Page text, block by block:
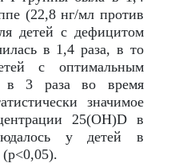
(22,8 нг/мл против
детей с дефицитом
в 1,4 раза, в то
с оптимальным
в 3 раза во время
значимое
25(OH)D в
у детей в
(р<0,05).